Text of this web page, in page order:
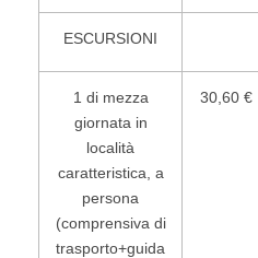
ESCURSIONI
1 di mezza
giornata in
località
caratteristica, a
persona
(comprensiva di
trasporto+guida
30,60 €